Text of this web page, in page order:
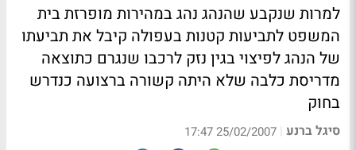
למרות שנקבע שהנהג נהג במהירות מופרזת בית
המשפט לתביעות קטנות בעפולה קיבל את תביעתו
של הנהג לפיצוי בגין נזק לרכבו שנגרם כתוצאה
מדריסת כלבה שלא היתה קשורה ברצועה כנדרש
בחוק
סיגל ברנע |
25/02/2007 17:47